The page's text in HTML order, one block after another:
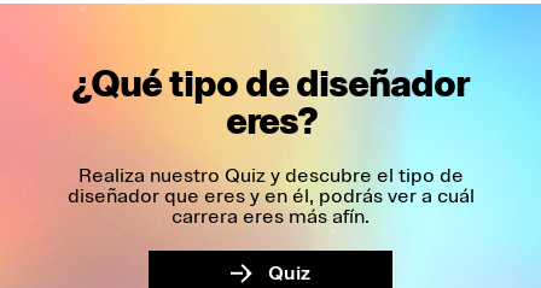
¿Qué tipo de diseñador
eres?
Realiza nuestro Quiz y descubre el tipo de
diseñador que eres y en él, podrás ver a cuál
carrera eres más afín.
> Quiz